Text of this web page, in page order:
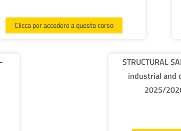
Clicca per accedere a questo corso
STRUCTURAL
industrial and
2025/